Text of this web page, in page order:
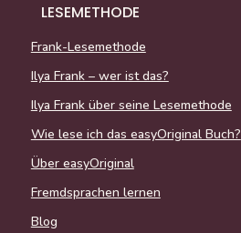
LESEMETHODE
Frank-Lesemethode
Ilya Frank – wer ist das?
Ilya Frank über seine Lesemethode
Wie lese ich das easyOriginal Buch?
Über easyOriginal
Fremdsprachen lernen
Blog